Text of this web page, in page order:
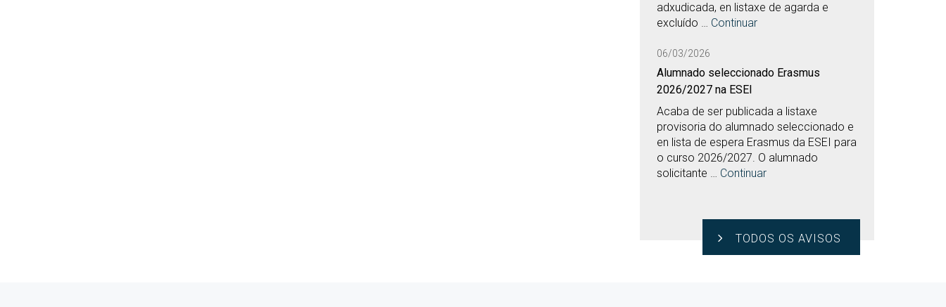
adxudicada, en listaxe de agarda e
excluído … Continuar
06/03/2026
Alumnado seleccionado Erasmus
2026/2027 na ESEI
Acaba de ser publicada a listaxe
provisoria do alumnado seleccionado e
en lista de espera Erasmus da ESEI para
o curso 2026/2027. O alumnado
solicitante … Continuar
TODOS OS AVISOS